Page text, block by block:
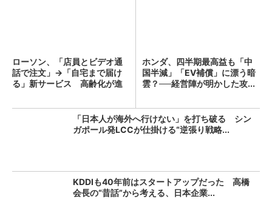
ローソン、「店員とビデオ通
話で注文」→「自宅まで届け
る」新サービス 高齢化が進
ホンダ、四半期最高益も「中
国半減」「EV補償」に漂う暗
雲？──経営陣が明かした攻...
「日本人が海外へ行けない」を打ち破る シン
ガポール発LCCが仕掛ける“逆張り戦略...
KDDIも40年前はスタートアップだった 高橋
会長の“昔話”から考える、日本企業...